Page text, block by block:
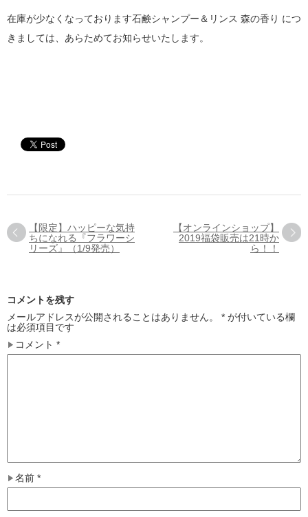
在庫が少なくなっております石鹸シャンプー＆リンス 森の香り につ
きましては、あらためてお知らせいたします。
【限定】ハッピーな気持
ちになれる『フラワーシ
リーズ』（1/9発売）
【オンラインショップ】
2019福袋販売は21時か
ら！！
コメントを残す
メールアドレスが公開されることはありません。
* が付いている欄
は必須項目です
コメント *
名前 *